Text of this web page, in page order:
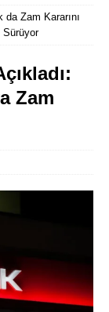
da Zam Kararını
Sürüyor
Zam